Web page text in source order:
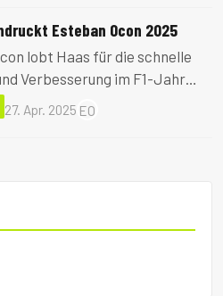
Esteban Ocon 2025
lobt Haas für die schnelle
Verbesserung im F1-Jahr
27. Apr. 2025 EO